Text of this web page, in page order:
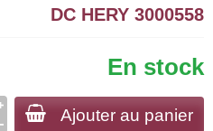
DC HERY 3000558
En stock
Ajouter au panier